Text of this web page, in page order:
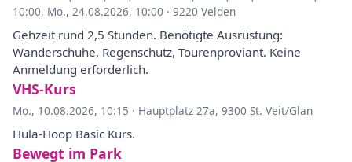
10:00, Mo., 24.08.2026, 10:00 · 9220 Velden
Gehzeit rund 2,5 Stunden. Benötigte Ausrüstung:
Wanderschuhe, Regenschutz, Tourenproviant. Keine
Anmeldung erforderlich.
VHS-Kurs
Mo., 10.08.2026, 10:15 · Hauptplatz 27a, 9300 St. Veit/Glan
Hula-Hoop Basic Kurs.
Bewegt im Park